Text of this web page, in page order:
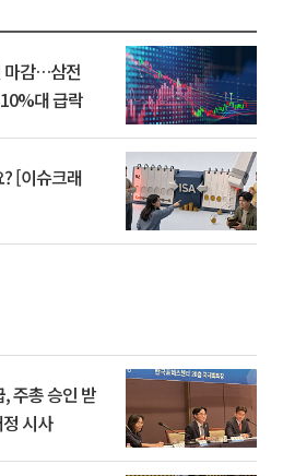
마감…삼전
대 급락
[이슈크래
주총 승인 받
시사